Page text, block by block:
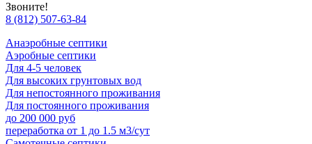
Звоните!
8 (812) 507-63-84
Анаэробные септики
Аэробные септики
Для 4-5 человек
Для высоких грунтовых вод
Для непостоянного проживания
Для постоянного проживания
до 200 000 руб
переработка от 1 до 1.5 м3/сут